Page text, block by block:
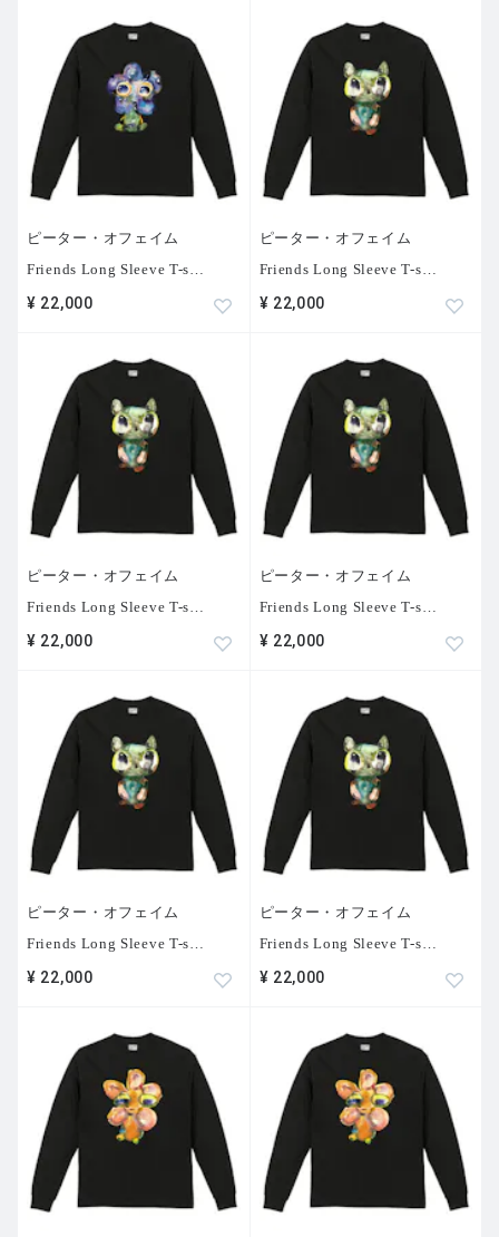
ピーター・オフェイム
Friends Long Sleeve T-s…
¥ 22,000
ピーター・オフェイム
Friends Long Sleeve T-s…
¥ 22,000
ピーター・オフェイム
Friends Long Sleeve T-s
¥ 22,000
ピーター・オフェイム
Friends Long Sleeve T-s
¥ 22,000
ピーター・オフェイム
Friends Long Sleeve T-s…
¥ 22,000
ピーター・オフェイム
Friends Long Sleeve T-s…
¥ 22,000